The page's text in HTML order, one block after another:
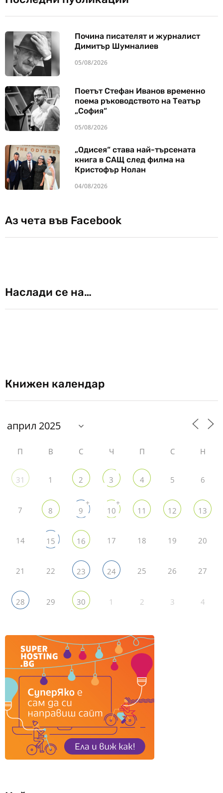
Почина писателят и журналист
Димитър Шумналиев
05/08/2026
Поетът Стефан Иванов временно
поема ръководството на Театър
„София“
05/08/2026
„Одисея“ става най-търсената
книга в САЩ след филма на
Кристофър Нолан
04/08/2026
Аз чета във Facebook
Наслади се на…
Книжен календар
П В С Ч П С Н
31 1 2 3 4 5 6
7 8 9
+
10
+
11 12 13
14 15 16 17 18 19 20
21 22 23 24 25 26 27
28 29 30 1 2 3 4